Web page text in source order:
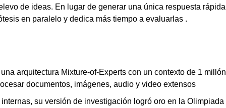
de ideas. En lugar de generar una única respuesta
en paralelo y dedica más tiempo a evaluarlas .
arquitectura Mixture‑of‑Experts con un contexto de 1
documentos, imágenes, audio y video extensos
su versión de investigación logró oro en la Olimpiada